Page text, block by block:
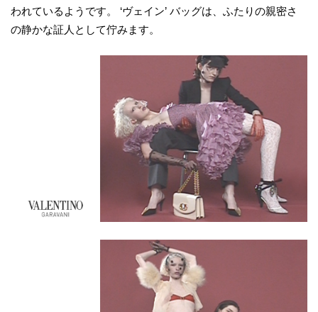
われているようです。 ‘ヴェイン’ バッグは、ふたりの親密さ
の静かな証人として佇みます。